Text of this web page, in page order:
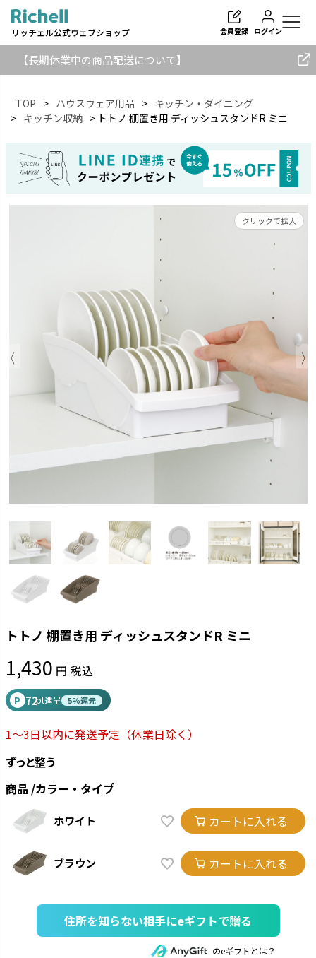
リッチェル公式ウェブショップ 会員登録 ログイン
【長期休業中の商品配送について】
TOP ハウスウェア用品
キッチン・ダイニング
キッチン収納
トトノ 棚置き用 ディッシュスタンドR ミニ
クリックで拡大
トトノ 棚置き用 ディッシュスタンドR ミニ
1,430 税込
P 72pt進呈 5%還元
1～3日以内に発送予定 （休業日除く）
ずっと整う
商品 カラー・タイプ
ホワイト カートに入れる
ブラウン カートに入れる
住所を知らない相手にeギフトで贈る
のeギフトとは？